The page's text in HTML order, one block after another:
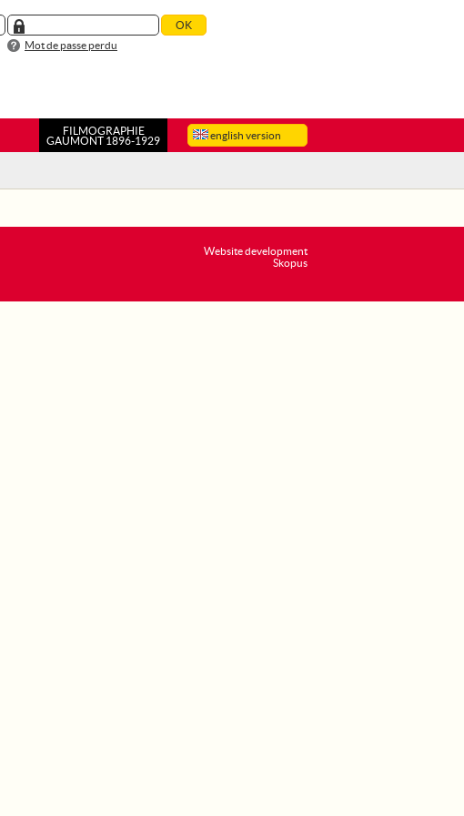
Mot de passe perdu
english version
FILMOGRAPHIE
GAUMONT 1896-1929
Website development
Skopus